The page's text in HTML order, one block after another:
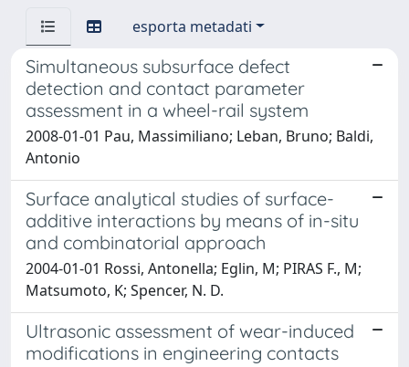
esporta metadati
Simultaneous subsurface defect
detection and contact parameter
assessment in a wheel-rail system
2008-01-01 Pau, Massimiliano; Leban, Bruno; Baldi,
Antonio
Surface analytical studies of surface-
additive interactions by means of in-situ
and combinatorial approach
2004-01-01 Rossi, Antonella; Eglin, M; PIRAS F., M;
Matsumoto, K; Spencer, N. D.
Ultrasonic assessment of wear-induced
modifications in engineering contacts